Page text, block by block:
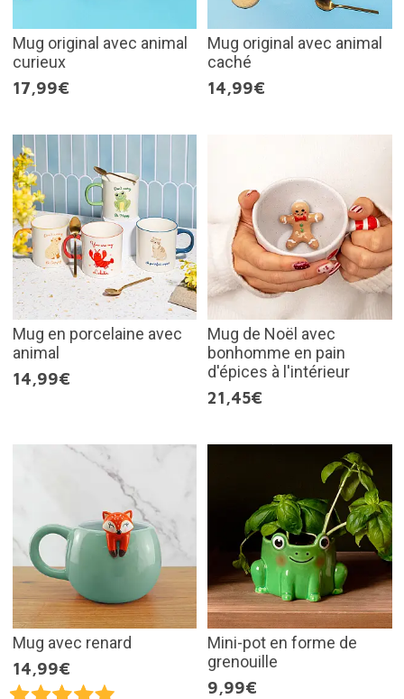
Mug original avec animal
curieux
17,99€
Mug original avec animal
caché
14,99€
Mug en porcelaine avec
animal
14,99€
Mug de Noël avec
bonhomme en pain
d'épices à l'intérieur
21,45€
Mug avec renard
14,99€
Mini-pot en forme de
grenouille
9,99€